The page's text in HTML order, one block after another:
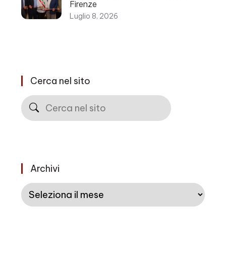
Firenze
Luglio 8, 2026
Cerca nel sito
Cerca
Archivi
Archivi